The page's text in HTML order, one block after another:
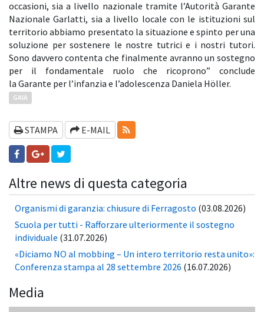
occasioni, sia a livello nazionale tramite l’Autorità Garante
Nazionale Garlatti, sia a livello locale con le istituzioni sul
territorio abbiamo presentato la situazione e spinto per una
soluzione per sostenere le nostre tutrici e i nostri tutori.
Sono davverocontenta che finalmente avranno un sostegno
per il fondamentale ruolo che ricoprono” conclude
la Garante per l’infanzia e l’adolescenza Daniela Höller.
GAIA
STAMPA E-MAIL RSS-FEEDS
Altre news di questa categoria
Organismi di garanzia: chiusure di Ferragosto (03.08.2026)
Scuola per tutti - Rafforzare ulteriormente il sostegno
individuale (31.07.2026)
«Diciamo NO al mobbing – Un intero territorio resta unito»:
Conferenza stampa al 28 settembre 2026 (16.07.2026)
Media